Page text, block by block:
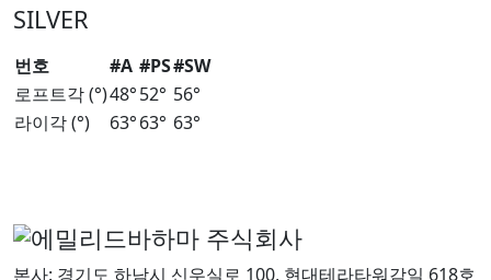
SILVER
번호 #A #PS#SW
로프트각 (°)48°52° 56°
라이각 (°)
63°63° 63°
본사: 경기도 하남시 신우실로 100, 현대테라타워감일 618호